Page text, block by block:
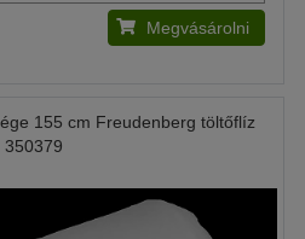
Megvásárolni
155 cm Freudenberg töltőflíz
350379